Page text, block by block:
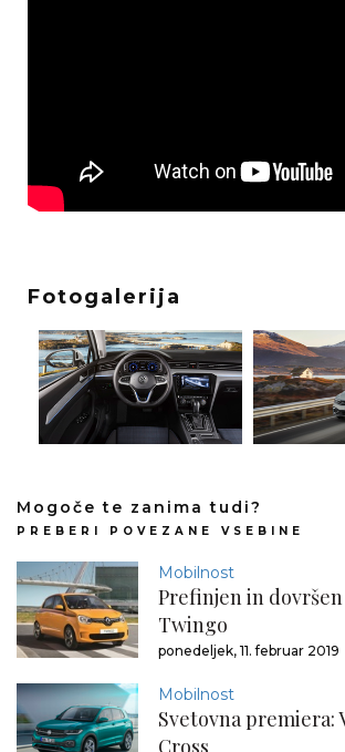
Fotogalerija
Mogoče te zanima tudi?
PREBERI POVEZANE VSEBINE
Mobilnost
Prefinjen in
Twingo
ponedeljek, 11. februar 2019
Mobilnost
Svetovna premiera:
Cross